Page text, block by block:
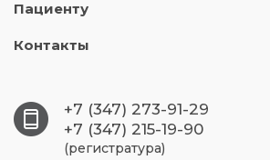
Пациенту
Контакты
+7 (347) 273-91-29
+7 (347) 215-19-90
(регистратура)